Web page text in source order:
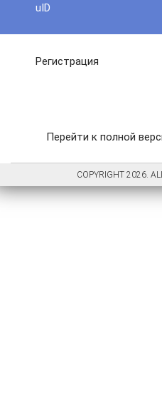
uID
Регистрация
Перейти к полной
COPYRIGHT 2026.